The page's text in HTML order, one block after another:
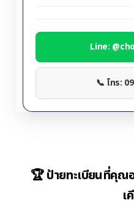
Line:
📞 โทร:
🏆 ป้ายทะเบียนที่คุณ
เ